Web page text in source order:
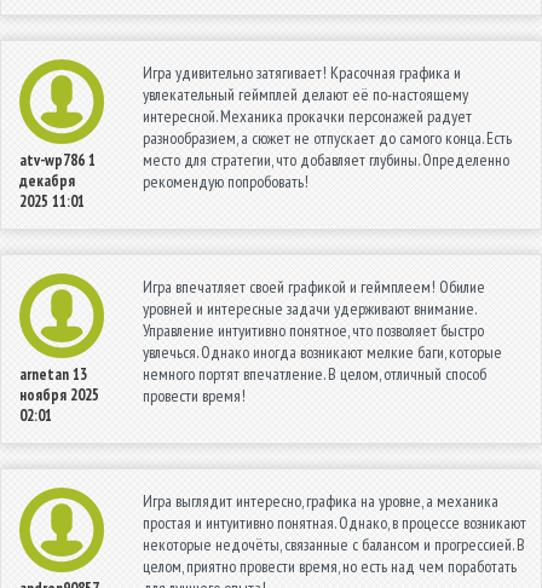
atv-wp7861
декабря
2025 11:01
Игра удивительно затягивает! Красочная графика и
увлекательный геймплей делают её по-настоящему
интересной. Механика прокачки персонажей радует
разнообразием, а сюжет не отпускает до самого конца. Есть
место для стратегии, что добавляет глубины. Определенно
рекомендую попробовать!
arnetan13
ноября 2025
02:01
Игра впечатляет своей графикой и геймплеем! Обилие
уровней и интересные задачи удерживают внимание.
Управление интуитивно понятное, что позволяет быстро
увлечься. Однако иногда возникают мелкие баги, которые
немного портят впечатление. В целом, отличный способ
провести время!
Игра выглядит интересно, графика на уровне, а механика
простая и интуитивно понятная. Однако, в процессе возникают
некоторые недочёты, связанные с балансом и прогрессией. В
целом, приятно провести время, но есть над чем поработать